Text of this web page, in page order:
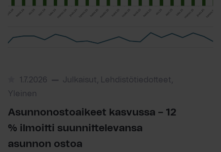
1.7.2026
Julkaisut, Lehdistötiedotteet,
Yleinen
Asunnonostoaikeet kasvussa – 12
% ilmoitti suunnittelevansa
asunnon ostoa